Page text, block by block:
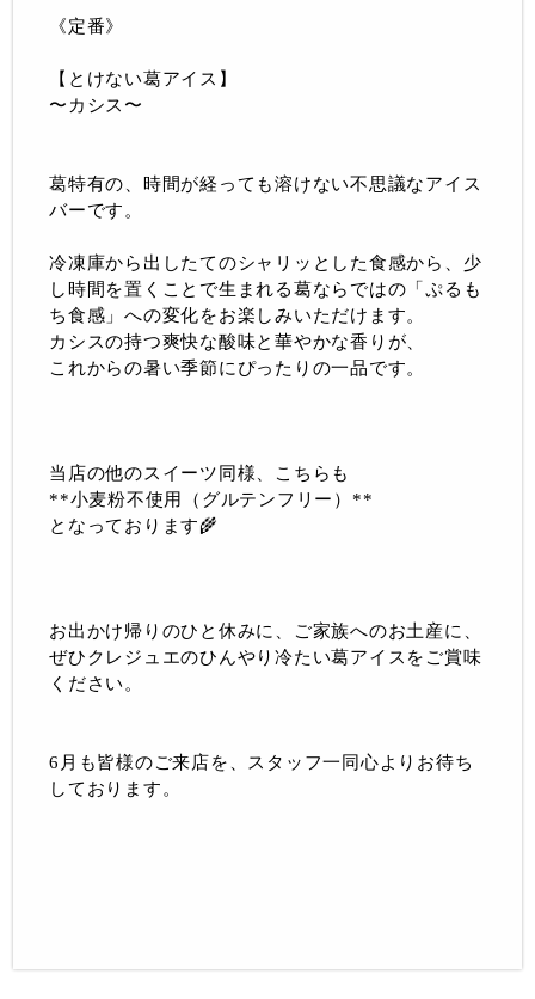
《定番》
【とけない葛アイス】
〜カシス〜
葛特有の、時間が経っても溶けない不思議なアイス
バーです。
冷凍庫から出したてのシャリッとした食感から、少
し時間を置くことで生まれる葛ならではの「ぷるも
ち食感」への変化をお楽しみいただけます。
カシスの持つ爽快な酸味と華やかな香りが、
これからの暑い季節にぴったりの一品です。
当店の他のスイーツ同様、こちらも
**小麦粉不使用（グルテンフリー）**
となっております🌾
お出かけ帰りのひと休みに、ご家族へのお土産に、
ぜひクレジュエのひんやり冷たい葛アイスをご賞味
ください。
6月も皆様のご来店を、スタッフ一同心よりお待ち
しております。